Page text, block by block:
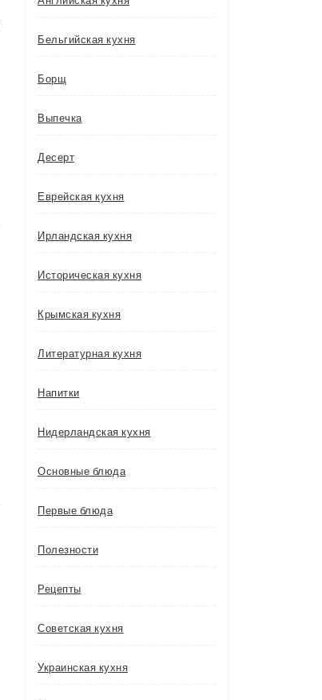
Бельгийская кухня
Борщ
Выпечка
Десерт
Еврейская кухня
Ирландская кухня
Историческая кухня
Крымская кухня
Литературная кухня
Напитки
Нидерландская кухня
Основные блюда
Первые блюда
Полезности
Рецепты
Советская кухня
Украинская кухня